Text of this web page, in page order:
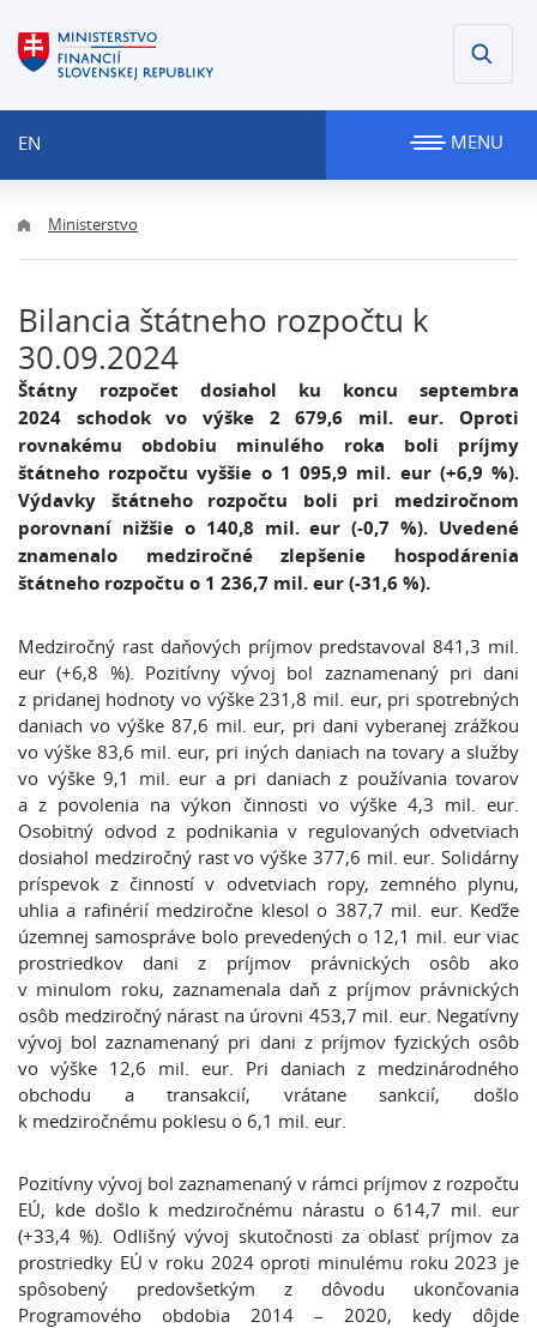
EN MENU
Ministerstvo
Bilancia štátneho rozpočtu k
30.09.2024
Štátny rozpočet dosiahol ku koncu septembra
2024 schodok vo výške 2 679,6 mil. eur. Oproti
rovnakému obdobiu minulého roka boli príjmy
štátneho rozpočtu vyššie o 1 095,9 mil. eur (+6,9 %).
Výdavky štátneho rozpočtu boli pri medziročnom
porovnaní nižšie o 140,8 mil. eur (-0,7 %). Uvedené
znamenalo medziročné zlepšenie hospodárenia
štátneho rozpočtu o 1 236,7 mil. eur (-31,6 %).
Medziročný rast daňových príjmov predstavoval 841,3 mil.
eur (+6,8 %). Pozitívny vývoj bol zaznamenaný pri dani
z pridanej hodnoty vo výške 231,8 mil. eur, pri spotrebných
daniach vo výške 87,6 mil. eur, pri dani vyberanej zrážkou
vo výške 83,6 mil. eur, pri iných daniach na tovary a služby
vo výške 9,1 mil. eur a pri daniach z používania tovarov
a z povolenia na výkon činnosti vo výške 4,3 mil. eur.
Osobitný odvod z podnikania v regulovaných odvetviach
dosiahol medziročný rast vo výške 377,6 mil. eur. Solidárny
príspevok z činností v odvetviach ropy, zemného plynu,
uhlia a rafinérií medziročne klesol o 387,7 mil. eur. Keďže
územnej samospráve bolo prevedených o 12,1 mil. eur viac
prostriedkov dani z príjmov právnických osôb ako
v minulom roku, zaznamenala daň z príjmov právnických
osôb medziročný nárast na úrovni 453,7 mil. eur. Negatívny
vývoj bol zaznamenaný pri dani z príjmov fyzických osôb
vo výške 12,6 mil. eur. Pri daniach z medzinárodného
obchodu a transakcií, vrátane sankcií, došlo
k medziročnému poklesu o 6,1 mil. eur.
Pozitívny vývoj bol zaznamenaný v rámci príjmov z rozpočtu
EÚ, kde došlo k medziročnému nárastu o 614,7 mil. eur
(+33,4 %). Odlišný vývoj skutočnosti za oblasť príjmov za
prostriedky EÚ v roku 2024 oproti minulému roku 2023 je
spôsobený predovšetkým z dôvodu ukončovania
Programového obdobia 2014 – 2020, kedy dôjde